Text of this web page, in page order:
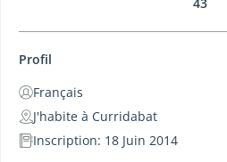
Profil
Français
J'habite à Curridabat
Inscription: 18 Juin 2014